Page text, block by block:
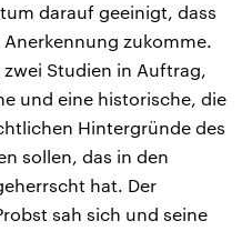
darauf geeinigt, dass
zukomme.
Studien in Auftrag,
und eine historische, die
Hintergründe des
sollen, das in den
hat. Der
sah sich und seine